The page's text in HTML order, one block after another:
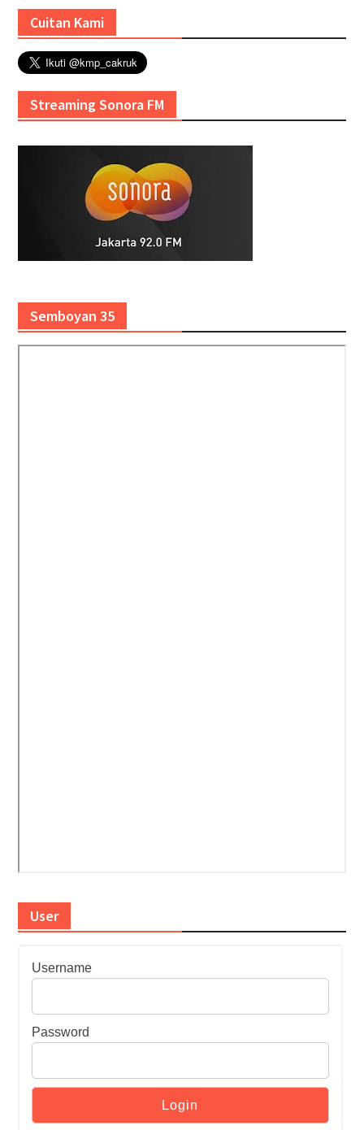
Cuitan Kami
Streaming Sonora FM
Semboyan 35
User
Username
Password